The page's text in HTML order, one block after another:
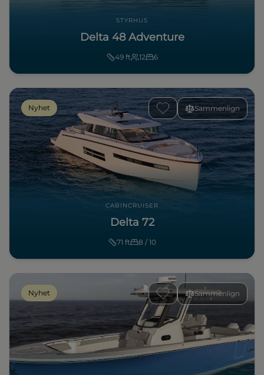
STYRHUS
Delta 48 Adventure
49 ft 12 6
Sammenlign
Nyhet
CABINCRUISER
Delta 72
71 ft 8 / 10
Sammenlign
Nyhet